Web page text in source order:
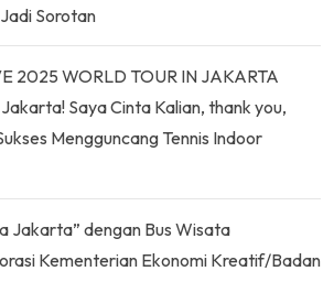
Sorotan
2025 WORLD TOUR IN JAKARTA
Saya Cinta Kalian, thank you,
Mengguncang Tennis Indoor
Jakarta” dengan Bus Wisata
Kementerian Ekonomi Kreatif/Badan